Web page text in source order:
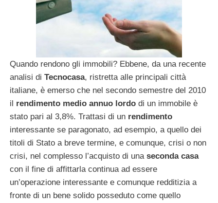
Quando rendono gli immobili? Ebbene, da una recente
analisi di Tecnocasa, ristretta alle principali città
italiane, è emerso che nel secondo semestre del 2010
il rendimento medio annuo lordo di un immobile è
stato pari al 3,8%. Trattasi di un rendimento
interessante se paragonato, ad esempio, a quello dei
titoli di Stato a breve termine, e comunque, crisi o non
crisi, nel complesso l’acquisto di una seconda casa
con il fine di affittarla continua ad essere
un’operazione interessante e comunque redditizia a
fronte di un bene solido posseduto come quello